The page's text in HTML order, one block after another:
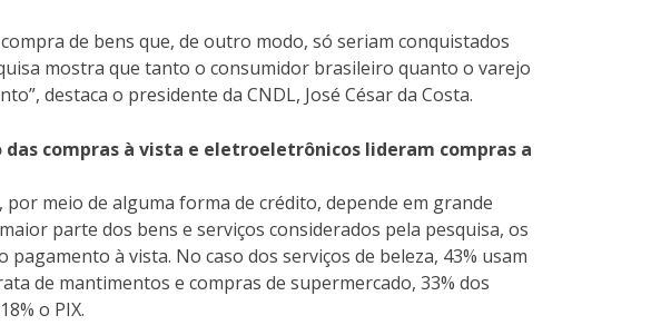
de bens que, de outro modo, só seriam conquistados
mostra que tanto o consumidor brasileiro quanto o varejo
destaca o presidente da CNDL, José César da Costa.
compras à vista e eletroeletrônicos lideram compras a
meio de alguma forma de crédito, depende em grande
parte dos bens e serviços considerados pela pesquisa, os
à vista. No caso dos serviços de beleza, 43% usam
de mantimentos e compras de supermercado, 33% dos
o PIX.